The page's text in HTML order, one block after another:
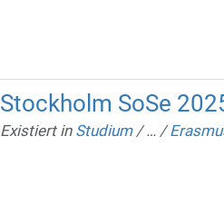
Stockholm SoSe
Existiert in Studium /… /